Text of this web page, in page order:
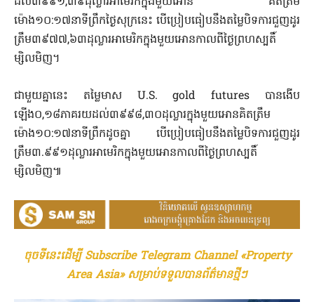
ម៉ោង១០:១៧នាទីព្រឹកថ្ងៃសុក្រនេះ បើប្រៀបធៀបនឹងតម្លៃបិទការជួញដូរ
ត្រឹម៣៩៧៧,៦៣ដុល្លារអាមេរិកក្នុងមួយអោនកាលពីថ្ងៃព្រហស្បតិ៍
ម្សិលមិញ។
ជាមួយគ្នានេះ តម្លៃមាស U.S. gold futures បានងើប
ឡើង០,១៨ភាគរយដល់៣៩៩៨,៣០ដុល្លារក្នុងមួយអោនគិតត្រឹម
ម៉ោង១០:១៧នាទីព្រឹកដូចគ្នា បើប្រៀបធៀបនឹងតម្លៃបិទការជួញដូរ
ត្រឹម៣.៩៩១ដុល្លារអាមេរិកក្នុងមួយអោនកាលពីថ្ងៃព្រហស្បតិ៍
ម្សិលមិញ៕
ចុចទីនេះដើម្បី Subscribe Telegram Channel «Property
Area Asia» សម្រាប់ទទួលបានព័ត៌មានថ្មីៗ